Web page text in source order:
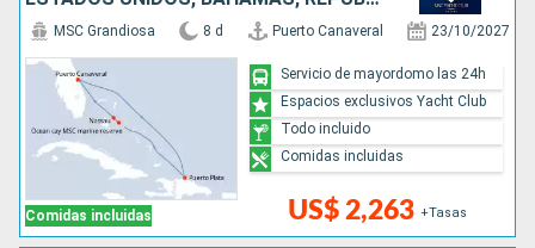
Comidas incluidas
MSC Grandiosa 8 d Puerto Canaveral 23/10/2027
US$ 2,263 +Tasas
Servicio de mayordomo las 24h
Espacios exclusivos Yacht Club
Todo incluido
Comidas incluidas